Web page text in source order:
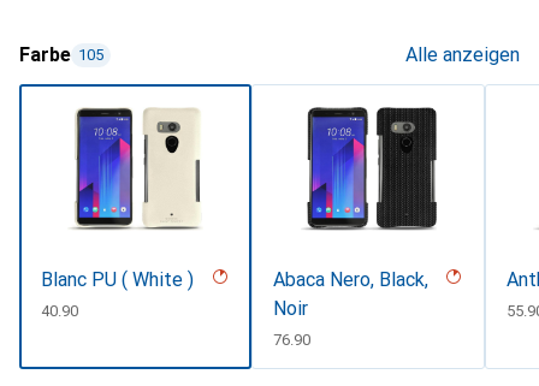
Farbe 105 Alle anzeigen
Blanc PU ( White )
CHF
40.90
Abaca Nero, Black,
Noir
CHF
76.90
CHF